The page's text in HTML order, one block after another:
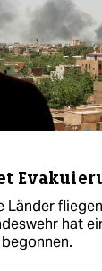
Länder
hat